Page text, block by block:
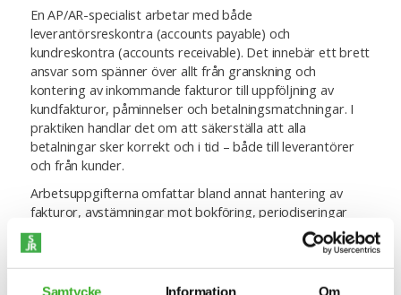
Samtycke Information Om
En AP/AR-specialist arbetar med både
leverantörsreskontra (accounts payable) och
kundreskontra (accounts receivable). Det innebär ett brett
ansvar som spänner över allt från granskning och
kontering av inkommande fakturor till uppföljning av
kundfakturor, påminnelser och betalningsmatchningar. I
praktiken handlar det om att säkerställa att alla
betalningar sker korrekt och i tid – både till leverantörer
och från kunder.
Arbetsuppgifterna omfattar bland annat hantering av
fakturor, avstämningar mot bokföring, periodiseringar
och deltagande i bokslutsarbete. Rollen innebär också
mycket samarbete – med kollegor inom ekonomi, men
också med inköp, sälj och kundsupport. Genom sitt
helhetsansvar är AP/AR-specialisten en viktig del i